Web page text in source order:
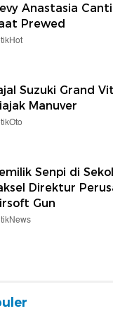
Anastasia
Prewed
Suzuki Grand
Manuver
Senpi di
Direktur
Gun